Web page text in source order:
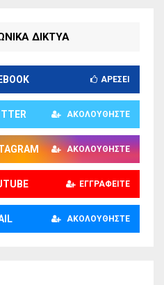
ΔΙΚΤΥΑ
ΑΡΈΣΕΙ
ΑΚΟΛΟΥΘΉΣΤΕ
ΑΚΟΛΟΥΘΉΣΤΕ
ΕΓΓΡΑΦΕΊΤΕ
ΑΚΟΛΟΥΘΉΣΤΕ